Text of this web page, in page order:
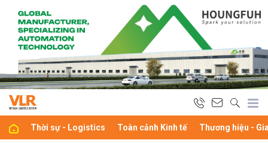
Thời sự - Logistics Toàn cảnh Kinh tế Thương hiệu -